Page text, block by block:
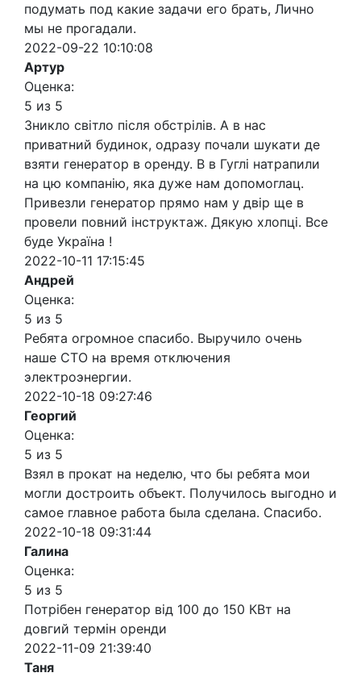
подумать под какие задачи его брать, Лично
мы не прогадали.
2022-09-22 10:10:08
Артур
Оценка:
5 из 5
Зникло світло після обстрілів. А в нас
приватний будинок, одразу почали шукати де
взяти генератор в оренду. В в Гуглі натрапили
на цю компанію, яка дуже нам допомоглац.
Привезли генератор прямо нам у двір ще в
провели повний інструктаж. Дякую хлопці. Все
буде Україна !
2022-10-11 17:15:45
Андрей
Оценка:
5 из 5
Ребята огромное спасибо. Выручило очень
наше СТО на время отключения
электроэнергии.
2022-10-18 09:27:46
Георгий
Оценка:
5 из 5
Взял в прокат на неделю, что бы ребята мои
могли достроить объект. Получилось выгодно и
самое главное работа была сделана. Спасибо.
2022-10-18 09:31:44
Галина
Оценка:
5 из 5
Потрібен генератор від 100 до 150 КВт на
довгий термін оренди
2022-11-09 21:39:40
Таня